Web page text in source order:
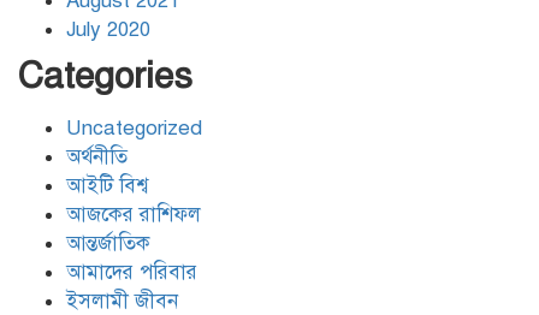
July 2020
Categories
Uncategorized
অর্থনীতি
আইটি বিশ্ব
আজকের রাশিফল
আন্তর্জাতিক
আমাদের পরিবার
ইসলামী জীবন